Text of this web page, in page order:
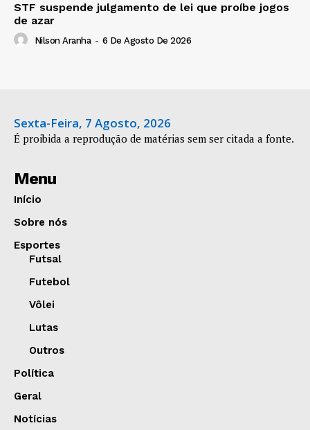
STF suspende julgamento de lei que proíbe jogos
de azar
Nilson Aranha - 6 De Agosto De 2026
Sexta-Feira, 7 Agosto, 2026
É proibida a reprodução de matérias sem ser citada a fonte.
Menu
Início
Sobre nós
Esportes
Futsal
Futebol
Vôlei
Lutas
Outros
Política
Geral
Notícias